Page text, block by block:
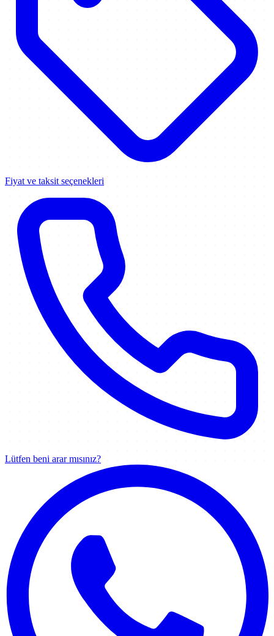
Fiyat ve taksit seçenekleri
Lütfen beni arar mısınız?